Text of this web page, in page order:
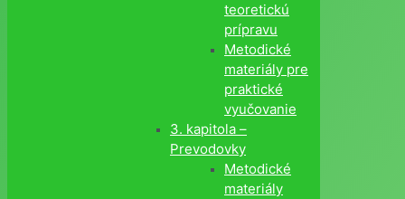
teoretickú
prípravu
Metodické
materiály pre
praktické
vyučovanie
3. kapitola –
Prevodovky
Metodické
materiály